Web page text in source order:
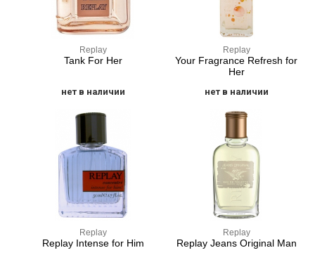
Replay
Tank For Her
нет в наличии
Replay
Your Fragrance Refresh for
Her
нет в наличии
Replay
Replay Intense for Him
Replay
Replay Jeans Original Man